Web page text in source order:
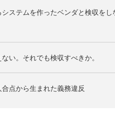
ステムを作ったベンダと検収を
い。それでも検収すべきか。
点から生まれた義務違反